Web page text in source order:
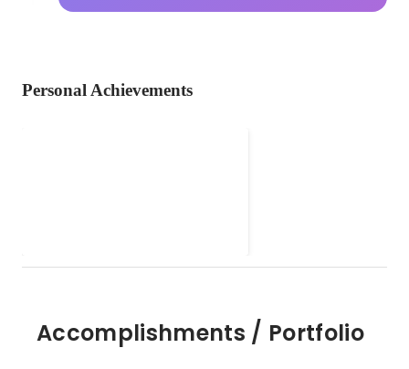
Personal Achievements
Accomplishments / Portfolio